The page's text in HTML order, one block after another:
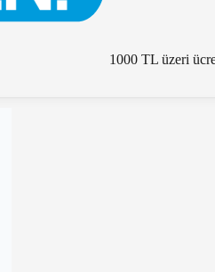
1000 TL üzeri